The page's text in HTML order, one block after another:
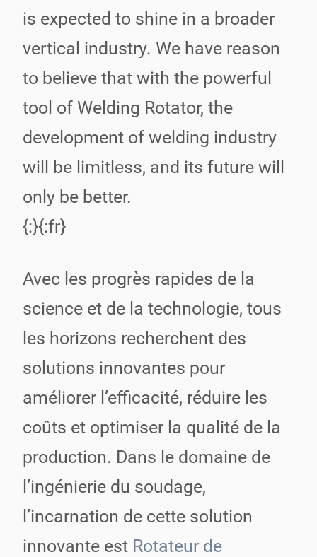
is expected to shine in a broader
vertical industry. We have reason
to believe that with the powerful
tool of Welding Rotator, the
development of welding industry
will be limitless, and its future will
only be better.
{:}{:fr}
Avec les progrès rapides de la
science et de la technologie, tous
les horizons recherchent des
solutions innovantes pour
améliorer l’efficacité, réduire les
coûts et optimiser la qualité de la
production. Dans le domaine de
l’ingénierie du soudage,
l’incarnation de cette solution
innovante est Rotateur de